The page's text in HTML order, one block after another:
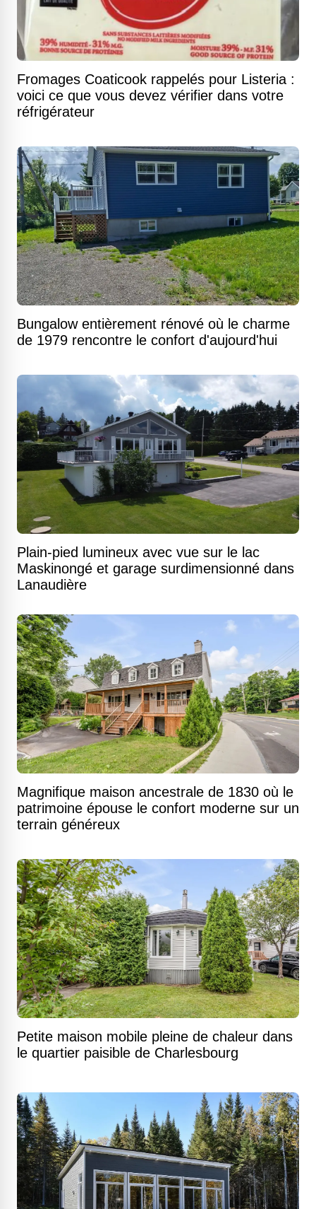
Fromages Coaticook rappelés pour Listeria :
voici ce que vous devez vérifier dans votre
réfrigérateur
Bungalow entièrement rénové où le charme
de 1979 rencontre le confort d'aujourd'hui
Plain-pied lumineux avec vue sur le lac
Maskinongé et garage surdimensionné dans
Lanaudière
Magnifique maison ancestrale de 1830 où le
patrimoine épouse le confort moderne sur un
terrain généreux
Petite maison mobile pleine de chaleur dans
le quartier paisible de Charlesbourg